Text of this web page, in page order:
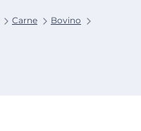
Carne Bovino